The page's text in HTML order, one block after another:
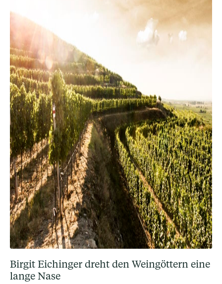
Birgit Eichinger dreht den Weingöttern eine
lange Nase